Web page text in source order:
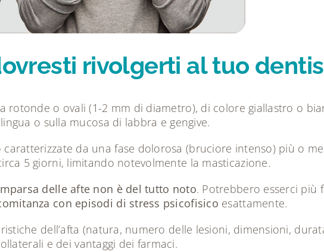
rivolgerti al tuo
rotonde o ovali (1-2 mm di diametro), di colore giallastro o
o sulla mucosa di labbra e gengive.
da una fase dolorosa (bruciore intenso) più o
5 giorni, limitando notevolmente la masticazione.
delle afte non è del tutto noto. Potrebbero esserci più
con episodi di stress psicofisico esattamente.
dell’afta (natura, numero delle lesioni, dimensioni,
e dei vantaggi dei farmaci.